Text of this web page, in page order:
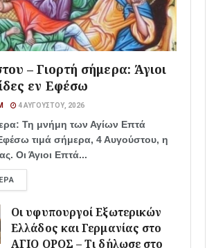
– Γιορτή σήμερα: Άγιοι
εν Εφέσω
4 ΑΥΓΟΎΣΤΟΥ, 2026
Τη μνήμη των Αγίων Επτά
τιμά σήμερα, 4 Αυγούστου, η
Οι Άγιοι Επτά...
Οι υφυπουργοί Εξωτερικών
Ελλάδος και Γερμανίας στο
ΑΓΙΟ ΟΡΟΣ – Τι δήλωσε στο